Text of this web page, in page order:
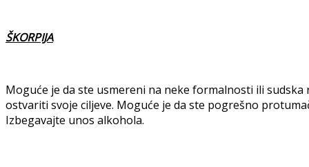
ŠKORPIJA
Moguće je da ste usmereni na neke formalnosti ili
ostvariti svoje ciljeve. Moguće je da ste pogrešno
Izbegavajte unos alkohola.